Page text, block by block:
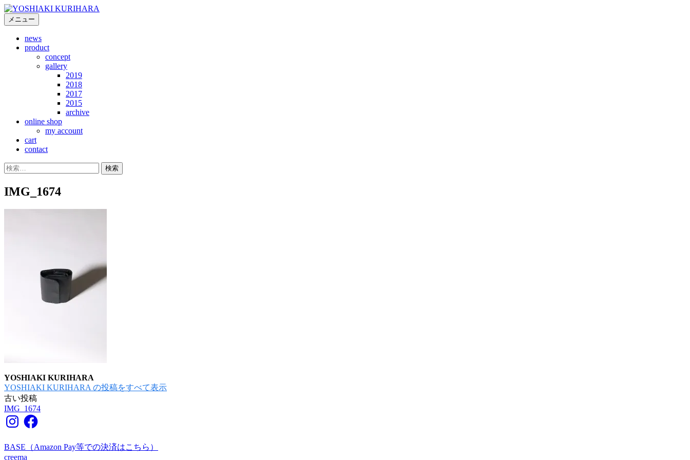
コ
ンメニュー
news
product
concept
gallery
2019
2018
2017
2015
archive
online shop
my account
cart
contact
検
IMG_1674
YOSHIAKI KURIHARA
YOSHIAKI KURIHARA の投稿をすべて表示
投
稿
ビ
古い投稿
IMG_1674
InstagramFacebook
BASE（Amazon Pay等での決済はこちら）
creema